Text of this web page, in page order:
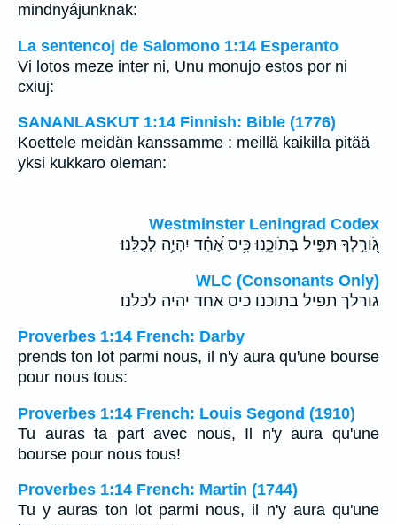
mindnyájunknak:
La sentencoj de Salomono 1:14 Esperanto
Vi lotos meze inter ni, Unu monujo estos por ni
cxiuj:
SANANLASKUT 1:14 Finnish: Bible (1776)
Koettele meidän kanssamme : meillä kaikilla pitää
yksi kukkaro oleman:
Westminster Leningrad Codex
גֹּ֭ורָ֣לְךָ תַּפִּ֣יל בְּתֹוכֵ֑נוּ כִּ֥יס אֶ֝חָ֗ד יִהְיֶ֥ה לְכֻלָּֽנוּ׃
WLC (Consonants Only)
גורלך תפיל בתוכנו כיס אחד יהיה לכלנו׃
Proverbes 1:14 French: Darby
prends ton lot parmi nous, il n'y aura qu'une bourse
pour nous tous:
Proverbes 1:14 French: Louis Segond (1910)
Tu auras ta part avec nous, Il n'y aura qu'une
bourse pour nous tous!
Proverbes 1:14 French: Martin (1744)
Tu y auras ton lot parmi nous, il n'y aura qu'une